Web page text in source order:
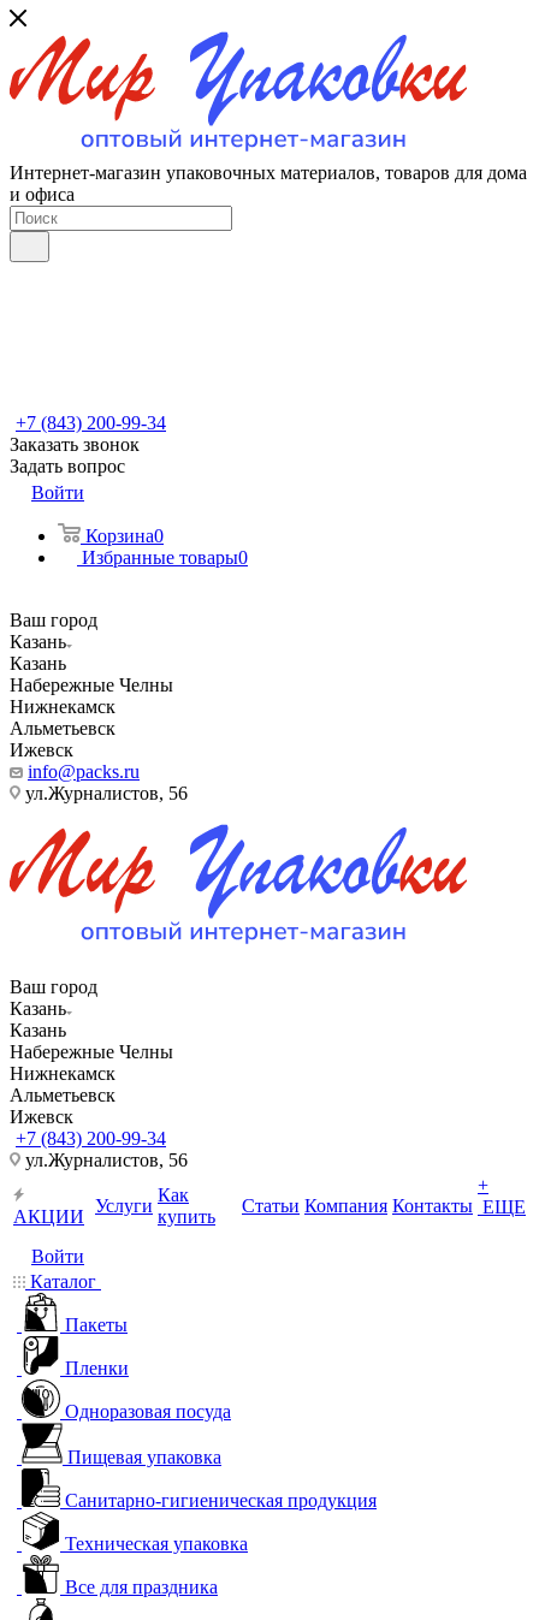
Интернет-магазин упаковочных материалов, товаров для дома
и офиса
+7 (843) 200-99-34
Заказать звонок
Задать вопрос
Войти
Корзина0
Избранные товары0
Ваш город
Казань
Казань
Набережные Челны
Нижнекамск
Альметьевск
Ижевск
info@packs.ru
ул.Журналистов, 56
Ваш город
Казань
Казань
Набережные Челны
Нижнекамск
Альметьевск
Ижевск
+7 (843) 200-99-34
ул.Журналистов, 56
АКЦИИ
Услуги
Как
купить
Статьи Компания Контакты
+
ЕЩЕ
Войти
Каталог
Пакеты
Пленки
Одноразовая посуда
Пищевая упаковка
Санитарно-гигиеническая продукция
Техническая упаковка
Все для праздника